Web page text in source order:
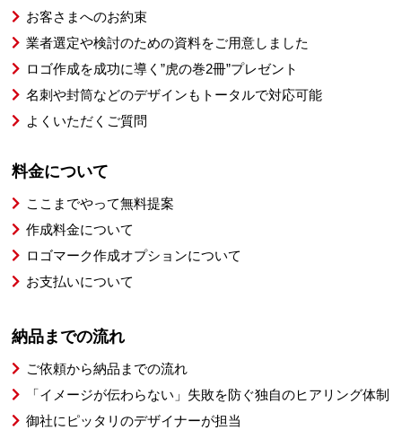
お客さまへのお約束
業者選定や検討のための資料をご用意しました
ロゴ作成を成功に導く”虎の巻2冊”プレゼント
名刺や封筒などのデザインもトータルで対応可能
よくいただくご質問
料金について
ここまでやって無料提案
作成料金について
ロゴマーク作成オプションについて
お支払いについて
納品までの流れ
ご依頼から納品までの流れ
「イメージが伝わらない」失敗を防ぐ独自のヒアリング体制
御社にピッタリのデザイナーが担当